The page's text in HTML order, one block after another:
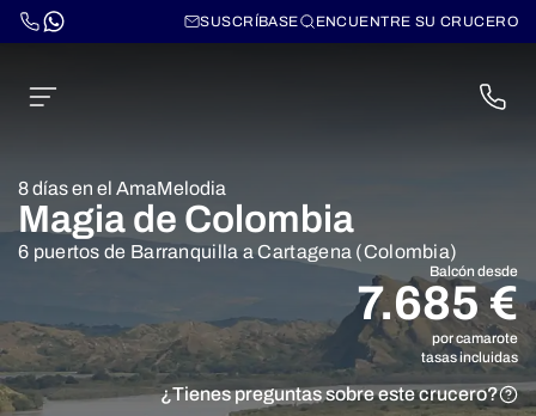
SUSCRÍBASE ENCUENTRE SU CRUCERO
8 días en el AmaMelodia
Magia de Colombia
6 puertos de Barranquilla a Cartagena (Colombia)
Balcón desde
7.685 €
por camarote
tasas incluidas
¿Tienes preguntas sobre este crucero?